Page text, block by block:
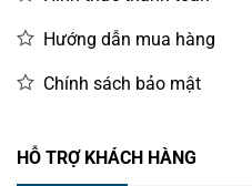
Hướng dẫn mua hàng
Chính sách bảo mật
HỖ TRỢ KHÁCH HÀNG